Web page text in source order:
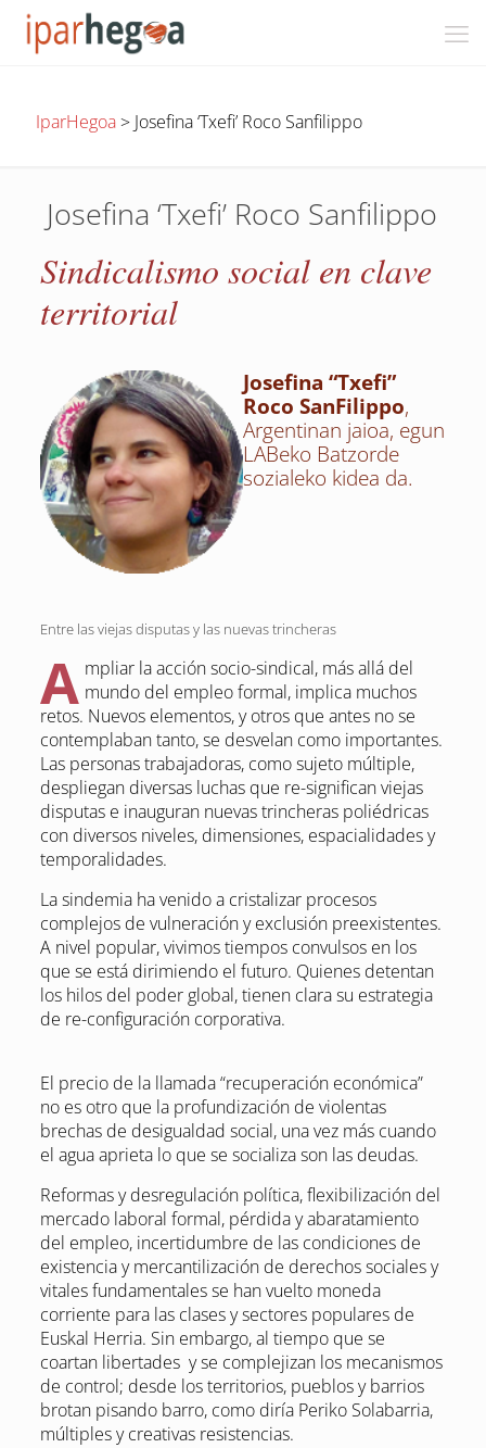
IparHegoa> Josefina ‘Txefi’ Roco Sanfilippo
Josefina ‘Txefi’ Roco Sanfilippo
Sindicalismo social en clave
territorial
Josefina “Txefi”
Roco SanFilippo,
Argentinan jaioa, egun
LABeko Batzorde
sozialeko kidea da.
Entre las viejas disputas y las nuevas trincheras
A mpliar la acción socio-sindical, más allá del
mundo del empleo formal, implica muchos
retos. Nuevos elementos, y otros que antes no se
contemplaban tanto, se desvelan como importantes.
Las personas trabajadoras, como sujeto múltiple,
despliegan diversas luchas que re-significan viejas
disputas e inauguran nuevas trincheras poliédricas
con diversos niveles, dimensiones, espacialidades y
temporalidades.
La sindemia ha venido a cristalizar procesos
complejos de vulneración y exclusión preexistentes.
A nivel popular, vivimos tiempos convulsos en los
que se está dirimiendo el futuro. Quienes detentan
los hilos del poder global, tienen clara su estrategia
de re-configuración corporativa.
El precio de la llamada “recuperación económica”
no es otro que la profundización de violentas
brechas de desigualdad social, una vez más cuando
el agua aprieta lo que se socializa son las deudas.
Reformas y desregulación política, flexibilización del
mercado laboral formal, pérdida y abaratamiento
del empleo, incertidumbre de las condiciones de
existencia y mercantilización de derechos sociales y
vitales fundamentales se han vuelto moneda
corriente para las clases y sectores populares de
Euskal Herria. Sin embargo, al tiempo que se
coartan libertades y se complejizan los mecanismos
de control; desde los territorios, pueblos y barrios
brotan pisando barro, como diría Periko Solabarria,
múltiples y creativas resistencias.